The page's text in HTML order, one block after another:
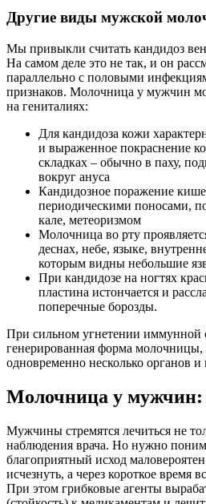
Другие виды мужской
Мы привыкли считать кандидоз
На самом деле это не так, и он
параллельно с половыми
признаков. Молочница у мужчин
на гениталиях:
Для кандидоза кожи
и выраженное покраснение
складках – обычно в паху,
вокруг ануса
Кандидозное поражение
периодическими поносами,
кале, метеоризмом
Молочница во рту
деснах, небе, языке,
которым видны небольшие
При кандидозе на ногтях
пластина истончается и
поперечные борозды.
При сильном угнетении иммунной
генерированная форма молочницы,
одновременно несколько органов и
Молочница у мужчин:
Мужчины стремятся лечиться не
наблюдения врача. Но нужно
благоприятный исход
исчезнуть, а через короткое время
При этом грибковые агенты